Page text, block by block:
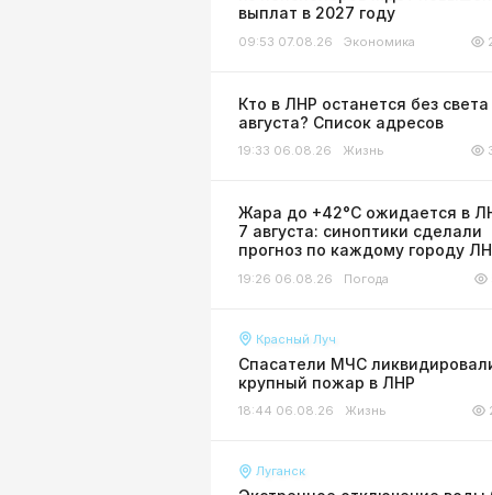
выплат в 2027 году
09:53 07.08.26 Экономика
Кто в ЛНР останется без света
августа? Список адресов
19:33 06.08.26 Жизнь
Жара до +42°С ожидается в
7 августа: синоптики сделали
прогноз по каждому городу
19:26 06.08.26 Погода
Красный Луч
Спасатели МЧС
крупный пожар в ЛНР
18:44 06.08.26 Жизнь
Луганск